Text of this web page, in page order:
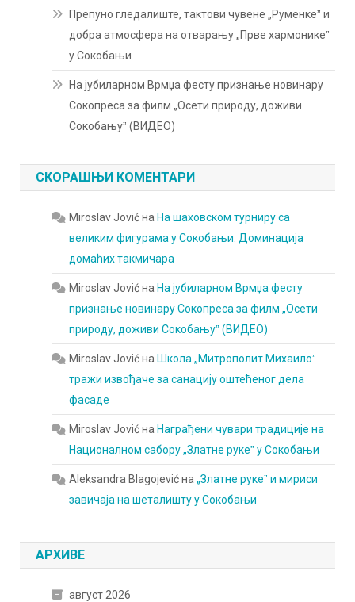
Препуно гледалиште, тактови чувене „Руменкеˮ и
добра атмосфера на отварању „Прве хармоникеˮ
у Сокобањи
На јубиларном Врмџа фесту признање новинару
Сокопреса за филм „Осети природу, доживи
Сокобањуˮ (ВИДЕО)
СКОРАШЊИ КОМЕНТАРИ
Miroslav Jovićна На шаховском турниру са
великим фигурама у Сокобањи: Доминација
домаћих такмичара
Miroslav Jovićна На јубиларном Врмџа фесту
признање новинару Сокопреса за филм „Осети
природу, доживи Сокобањуˮ (ВИДЕО)
Miroslav Jovićна Школа „Митрополит Михаилоˮ
тражи извођаче за санацију оштећеног дела
фасаде
Miroslav Jovićна Награђени чувари традиције на
Националном сабору „Златне рукеˮ у Сокобањи
Aleksandra Blagojevićна„Златне рукеˮ и мириси
завичаја на шеталишту у Сокобањи
АРХИВЕ
август 2026